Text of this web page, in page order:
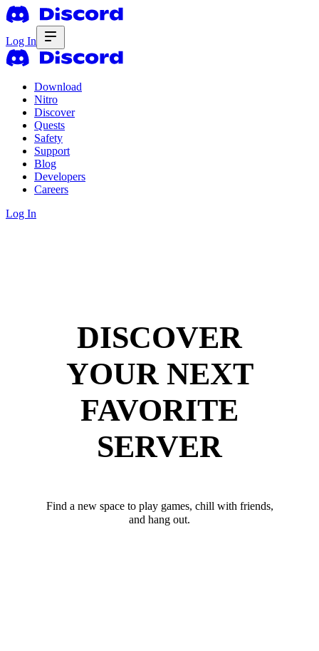
Log In
Download
Nitro
Discover
Quests
Safety
Support
Blog
Developers
Careers
Log In
DISCOVER
YOUR NEXT
FAVORITE
SERVER
Find a new space to play games, chill with friends,
and hang out.